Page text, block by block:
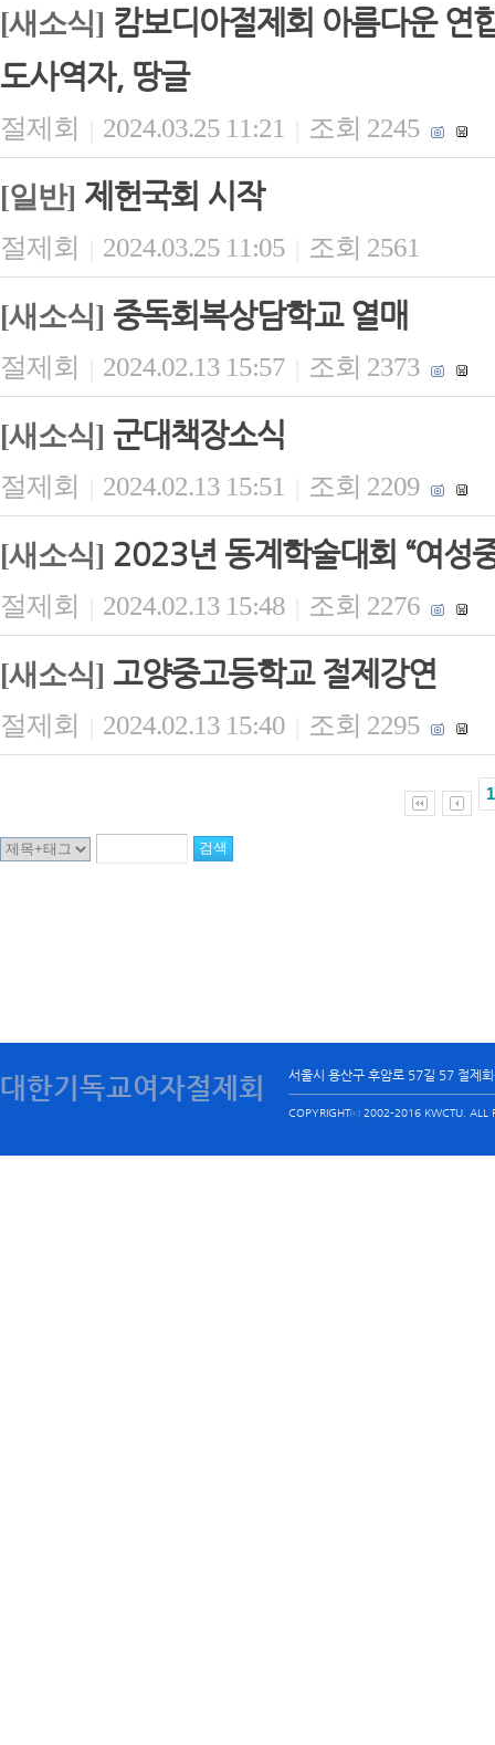
[새소식] 캄보디아절제회 아름다운 연
도사역자, 땅글
절제회 | 2024.03.25 11:21 | 조회 2245
[일반] 제헌국회 시작
절제회 | 2024.03.25 11:05 | 조회 2561
[새소식] 중독회복상담학교 열매
절제회 | 2024.02.13 15:57 | 조회 2373
[새소식] 군대책장소식
절제회 | 2024.02.13 15:51 | 조회 2209
[새소식] 2023년 동계학술대회 “여성
절제회 | 2024.02.13 15:48 | 조회 2276
[새소식] 고양중고등학교 절제강연
절제회 | 2024.02.13 15:40 | 조회 2295
1
대한기독교여자절제회 서울시 용산구 후암로 57길 57 절제
COPYRIGHTⓒ 2002-2016 KWCTU. ALL